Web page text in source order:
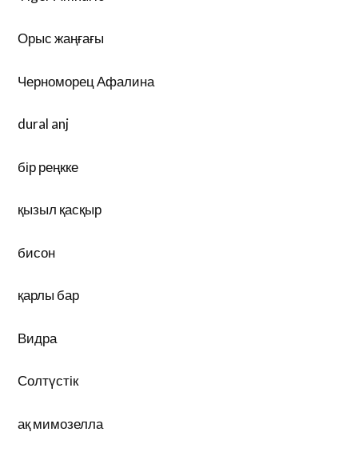
Орыс жаңғағы
Черноморец Афалина
dural anj
бір реңкке
қызыл қасқыр
бисон
қарлы бар
Видра
Солтүстік
ақ мимозелла